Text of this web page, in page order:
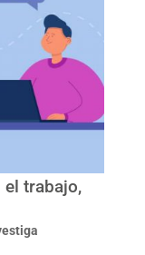
trabajo,